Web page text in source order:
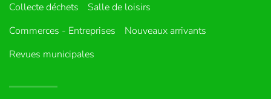
Collecte déchets
Salle de loisirs
Commerces - Entreprises
Nouveaux arrivants
Revues municipales